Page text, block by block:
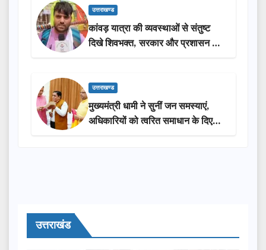
उत्तराखण्ड
कांवड़ यात्रा की व्यवस्थाओं से संतुष्ट
दिखे शिवभक्त, सरकार और प्रशासन की
सराहना…
उत्तराखण्ड
मुख्यमंत्री धामी ने सुनीं जन समस्याएं,
अधिकारियों को त्वरित समाधान के दिए
निर्देश
उत्तराखंड